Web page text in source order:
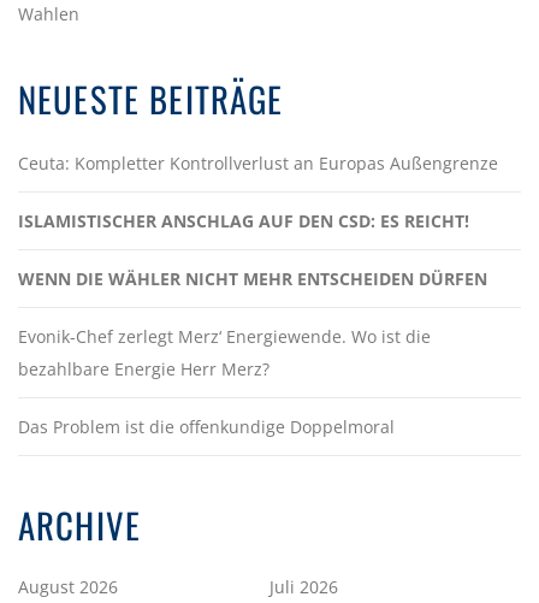
Wahlen
NEUESTE BEITRÄGE
Ceuta: Kompletter Kontrollverlust an Europas Außengrenze
ISLAMISTISCHER ANSCHLAG AUF DEN CSD: ES REICHT!
WENN DIE WÄHLER NICHT MEHR ENTSCHEIDEN DÜRFEN
Evonik-Chef zerlegt Merz‘ Energiewende. Wo ist die
bezahlbare Energie Herr Merz?
Das Problem ist die offenkundige Doppelmoral
ARCHIVE
August 2026
Juli 2026